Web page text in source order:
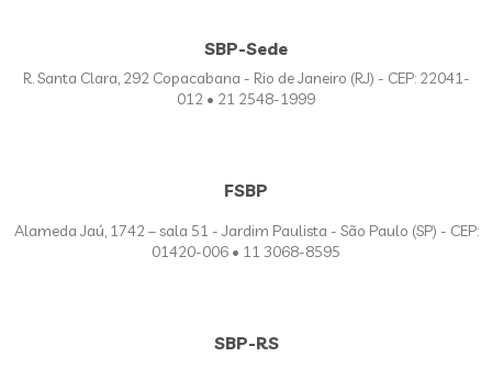
SBP-Sede
R. Santa Clara, 292 Copacabana - Rio de Janeiro (RJ) - CEP: 22041-
012 • 21 2548-1999
FSBP
Alameda Jaú, 1742 – sala 51 - Jardim Paulista - São Paulo (SP) - CEP:
01420-006 • 11 3068-8595
SBP-RS